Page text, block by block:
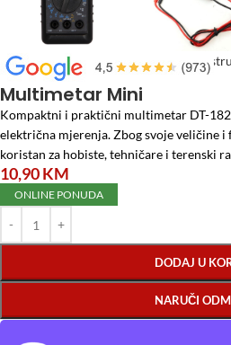
Početna/Elektro materijal /Mjerni
Multimetar Mini
Kompaktni i praktični multimetar DT-182
električna mjerenja. Zbog svoje veličine
koristan za hobiste, tehničare i terenski
10,90KM
ONLINE PONUDA
DODAJ U
NARUČI